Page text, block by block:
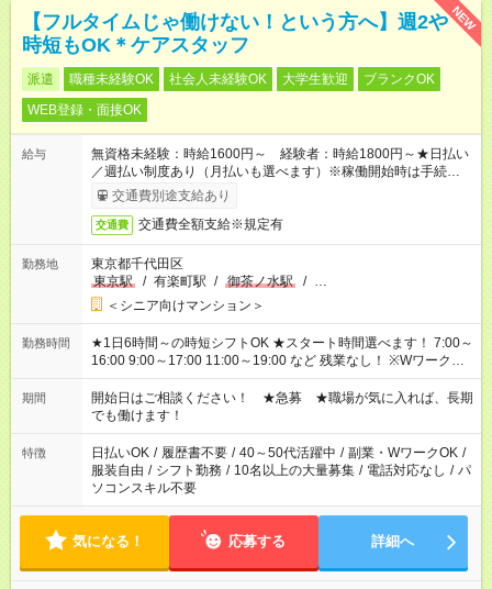
NEW
【フルタイムじゃ働けない！という方へ】週2や
時短もOK＊ケアスタッフ
派遣 職種未経験OK 社会人未経験OK 大学生歓迎
ブランクOK
WEB登録・面接OK
給与
無資格未経験：時給1600円～ 経験者：時給1800円～★日払い
／週払い制度あり（月払いも選べます）※稼働開始時は手続き完
了次第のお支払いとなります。
交通費別途支給あり
交通費 交通費全額支給※規定有
勤務地
東京都千代田区
東京駅
/ 有楽町駅 / 御茶ノ水駅 / …
＜シニア向けマンション＞
勤務時間
★1日6時間～の時短シフトOK ★スタート時間選べます！ 7:00～
16:00 9:00～17:00 11:00～19:00 など 残業なし！ ※Wワークの
場合、他のお仕事と合わせ週40時間超の就業はご案内できませ
ん ※法令に基づき、週20時間以上勤務は社会保険への加入対象
となります ※労働者派遣法（日雇い派遣の原則禁止）により、
短時間・短期間の就業はご案内が難しい場合があります
期間
開始日はご相談ください！ ★急募 ★職場が気に入れば、長期
でも働けます！
特徴 日払いOK / 履歴書不要 / 40～50代活躍中 / 副業・WワークOK /
服装自由 / シフト勤務 / 10名以上の大量募集 / 電話対応なし / パ
ソコンスキル不要
気になる！ 応募する 詳細へ